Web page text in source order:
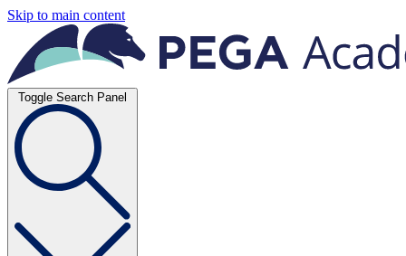
Skip to main content
Toggle Search Panel